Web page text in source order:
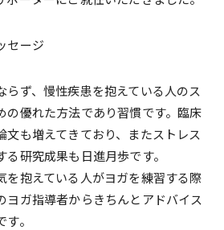
セージ
らず、慢性疾患を抱えている人のス
の優れた方法であり習慣です。臨床
文も増えてきており、またストレス
研究成果も日進月歩です。
を抱えている人がヨガを練習する際
ヨガ指導者からきちんとアドバイス
。